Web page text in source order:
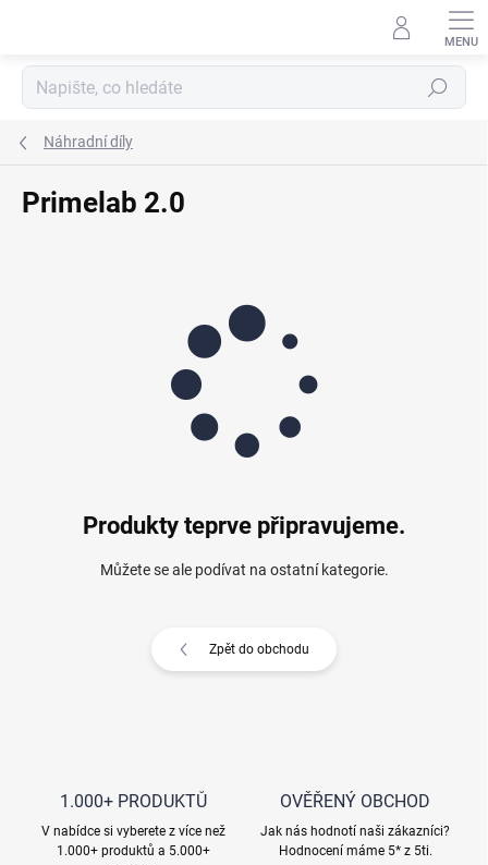
Hledat
Náhradní díly
Primelab 2.0
Produkty teprve připravujeme.
Můžete se ale podívat na ostatní kategorie.
Zpět do obchodu
1.000+ PRODUKTŮ
V nabídce si vyberete z více než
1.000+ produktů a 5.000+
OVĚŘENÝ OBCHOD
Jak nás hodnotí naši zákazníci?
Hodnocení máme 5* z 5ti.